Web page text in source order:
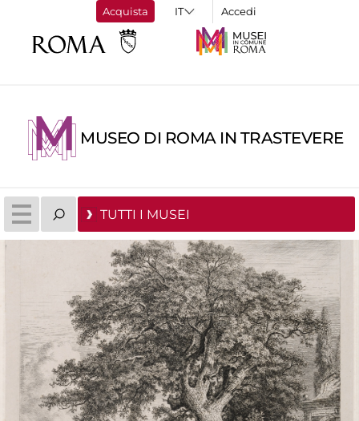
Acquista Accedi
MUSEO DI ROMA IN TRASTEVERE
TUTTI I MUSEI